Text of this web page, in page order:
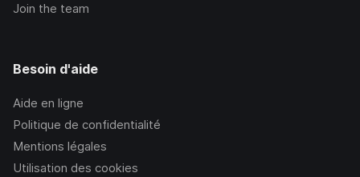
Join the team
Besoin d'aide
Aide en ligne
Politique de confidentialité
Mentions légales
Utilisation des cookies